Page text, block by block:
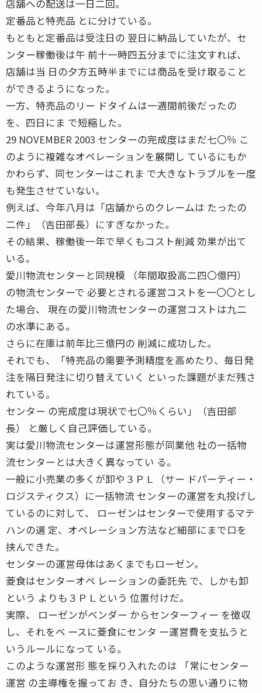
店舗への配送は一日二回。
定番品と特売品 とに分けている。
もともと定番品は受注日の 翌日に納品していたが、セ
ンター稼働後は午 前十一時四五分までに注文すれば、
店舗は当 日の夕方五時半までには商品を受け取ること
ができるようになった。
一方、特売品のリー ドタイムは一週間前後だったの
を、四日にま で短縮した。
29 NOVEMBER 2003 センターの完成度はまだ七〇％ こ
のように複雑なオペレーションを展開し ているにもか
かわらず、同センターはこれま で大きなトラブルを一度
も発生させていない。
例えば、今年八月は「店舗からのクレームは たったの
二件」（吉田部長）にすぎなかった。
その結果、稼働後一年で早くもコスト削減 効果が出て
いる。
愛川物流センターと同規模 （年間取扱高二四〇億円）
の物流センターで 必要とされる運営コストを一〇〇とし
た場合、 現在の愛川物流センターの運営コストは九二
の水準にある。
さらに在庫は前年比三億円の 削減に成功した。
それでも、「特売品の需要予測精度を高めたり、毎日発
注を隔日発注に切り替えていく といった課題がまだ残さ
れている。
センター の完成度は現状で七〇％くらい」（吉田部
長） と厳しく自己評価している。
実は愛川物流センターは運営形態が同業他 社の一括物
流センターとは大きく異なってい る。
一般に小売業の多くが卸や３ＰＬ（サー ドパーティー・
ロジスティクス）に一括物流 センターの運営を丸投げし
ているのに対して、 ローゼンはセンターで使用するマテ
ハンの選 定、オペレーション方法など細部にまで口を
挟んできた。
センターの運営母体はあくまでもローゼン。
菱食はセンターオペ レーションの委託先 で、しかも卸
という よりも３ＰＬという 位置付けだ。
実際、 ローゼンがベンダー からセンターフィー を徴収
し、それをベ ースに菱食にセンタ ー運営費を支払うと
いうルールになって いる。
このような運営形 態を採り入れたのは 「常にセンター
運営 の主導権を握ってお き、自分たちの思い通りに物